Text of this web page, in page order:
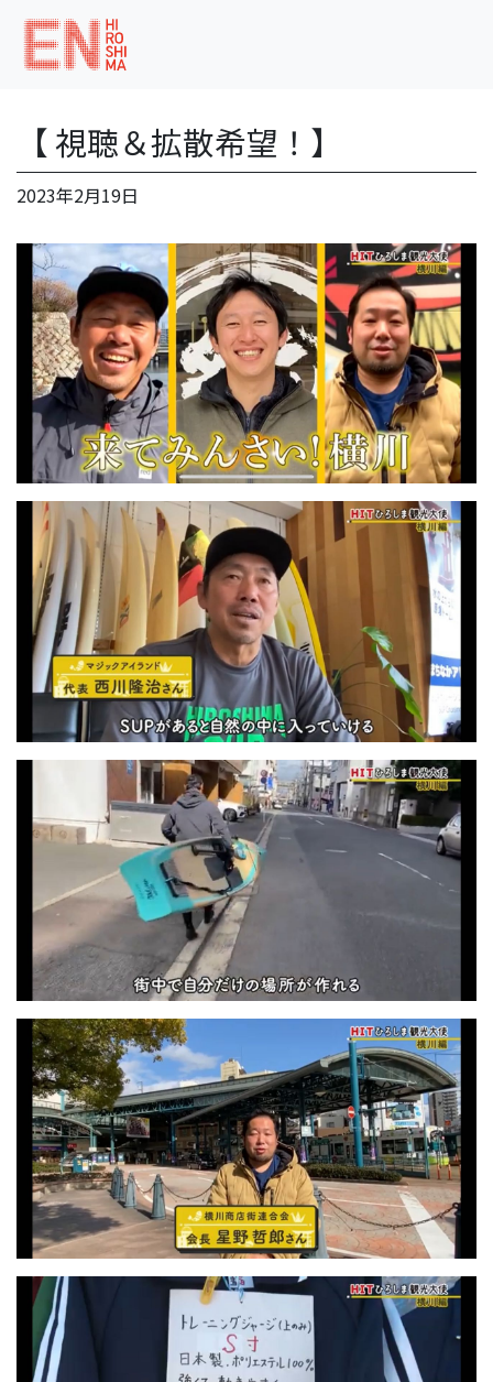
【 視聴＆拡散希望！】
2023年2月19日